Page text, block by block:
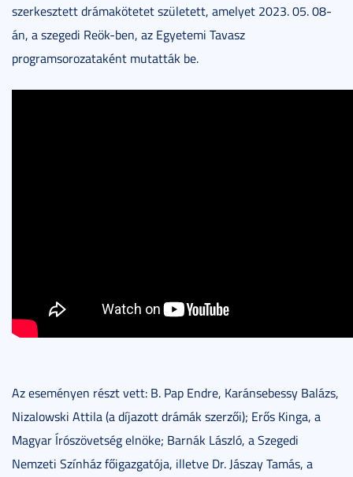
szerkesztett drámakötetet született, amelyet 2023. 05. 08-
án, a szegedi Reök-ben, az Egyetemi Tavasz
programsorozataként mutatták be.
Az eseményen részt vett: B. Pap Endre, Karánsebessy Balázs,
Nizalowski Attila (a díjazott drámák szerzői); Erős Kinga, a
Magyar Írószövetség elnöke; Barnák László, a Szegedi
Nemzeti Színház főigazgatója, illetve Dr. Jászay Tamás, a